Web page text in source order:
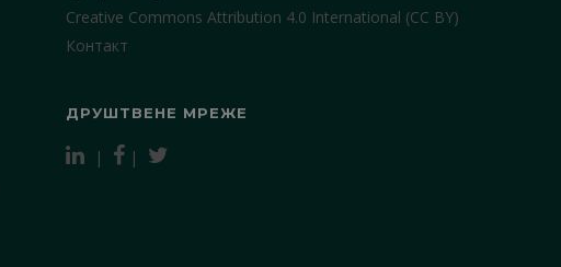
Creative Commons Attribution 4.0 International (CC BY)
Контакт
ДРУШТВЕНЕ МРЕЖЕ
| |